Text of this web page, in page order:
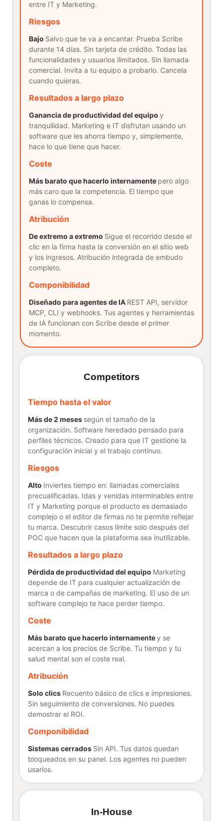
entre IT y Marketing.
Riesgos
Bajo Salvo que te va a encantar. Prueba Scribe
durante 14 días. Sin tarjeta de crédito. Todas las
funcionalidades y usuarios ilimitados. Sin llamada
comercial. Invita a tu equipo a probarlo. Cancela
cuando quieras.
Resultados a largo plazo
Ganancia de productividad del equipo y
tranquilidad. Marketing e IT disfrutan usando un
software que les ahorra tiempo y, simplemente,
hace lo que tiene que hacer.
Coste
Más barato que hacerlo internamente pero algo
más caro que la competencia. El tiempo que
ganas lo compensa.
Atribución
De extremo a extremo Sigue el recorrido desde el
clic en la firma hasta la conversión en el sitio web
y los ingresos. Atribución integrada de embudo
completo.
Componibilidad
Diseñado para agentes de IA REST API, servidor
MCP, CLI y webhooks. Tus agentes y herramientas
de IA funcionan con Scribe desde el primer
momento.
Competitors
Tiempo hasta el valor
Más de 2 meses según el tamaño de la
organización. Software heredado pensado para
perfiles técnicos. Creado para que IT gestione la
configuración inicial y el trabajo continuo.
Riesgos
Alto Inviertes tiempo en: llamadas comerciales
precualificadas. Idas y venidas interminables entre
IT y Marketing porque el producto es demasiado
complejo o el editor de firmas no te permite reflejar
tu marca. Descubrir casos límite solo después del
POC que hacen que la plataforma sea inutilizable.
Resultados a largo plazo
Pérdida de productividad del equipo Marketing
depende de IT para cualquier actualización de
marca o de campañas de marketing. El uso de un
software complejo te hace perder tiempo.
Coste
Más barato que hacerlo internamentey se
acercan a los precios de Scribe. Tu tiempo y tu
salud mental son el coste real.
Atribución
Solo clics Recuento básico de clics e impresiones.
Sin seguimiento de conversiones. No puedes
demostrar el ROI.
Componibilidad
Sistemas cerrados Sin API. Tus datos quedan
bloqueados en su panel. Los agentes no pueden
usarlos.
In-House